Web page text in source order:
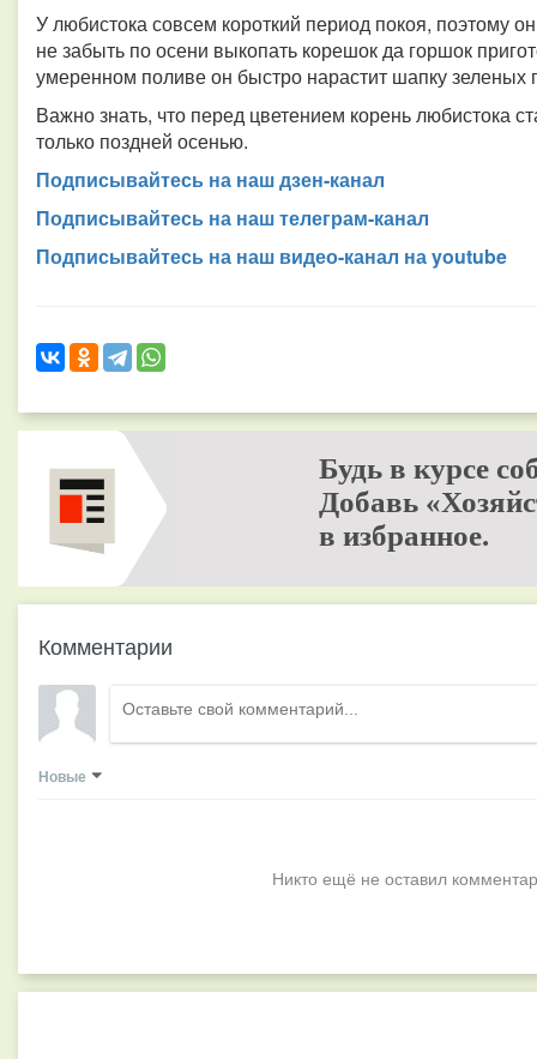
У любистока совсем короткий период покоя, поэтому
не забыть по осени выкопать корешок да горшок
умеренном поливе он быстро нарастит шапку зеленых
Важно знать, что перед цветением корень любистока
только поздней осенью.
Подписывайтесь на наш дзен-канал
Подписывайтесь на наш телеграм-канал
Подписывайтесь на наш видео-канал на youtube
Будь в курсе
Добавь
в избранное.
Комментарии
Новые
Никто ещё не оставил